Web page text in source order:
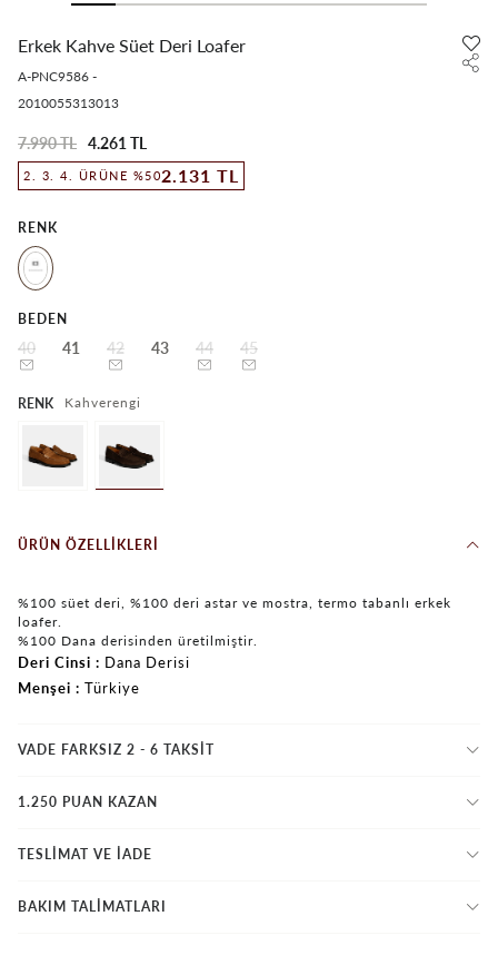
Erkek Kahve Süet Deri Loafer
A-PNC9586 -
2010055313013
7.990 TL 4.261 TL
2. 3. 4. ÜRÜNE %502.131 TL
RENK
BEDEN
40 41 42 43 44 45
RENK Kahverengi
ÜRÜN ÖZELLIKLERI
%100 süet deri, %100 deri astar ve mostra, termo tabanlı erkek
loafer.
%100 Dana derisinden üretilmiştir.
Deri Cinsi
Dana Derisi
Menşei
Türkiye
VADE FARKSIZ 2 - 6 TAKSIT
1.250 PUAN KAZAN
TESLİMAT VE İADE
BAKIM TALİMATLARI